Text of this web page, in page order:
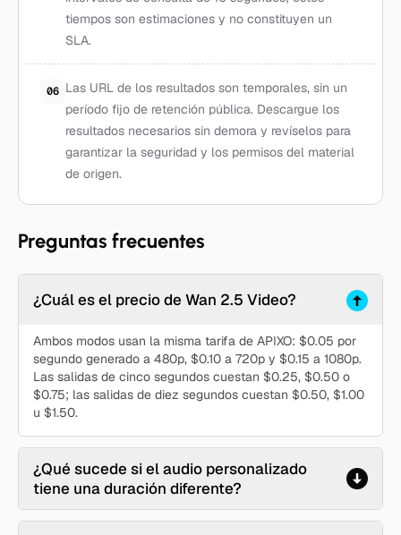
tiempos son estimaciones y no constituyen un
SLA.
06 Las URL de los resultados son temporales, sin un
período fijo de retención pública. Descargue los
resultados necesarios sin demora y revíselos para
garantizar la seguridad y los permisos del material
de origen.
Preguntas frecuentes
¿Cuál es el precio de Wan 2.5 Video?
Ambos modos usan la misma tarifa de APIXO: $0.05 por
segundo generado a 480p, $0.10 a 720p y $0.15 a 1080p.
Las salidas de cinco segundos cuestan $0.25, $0.50 o
$0.75; las salidas de diez segundos cuestan $0.50, $1.00
u $1.50.
¿Qué sucede si el audio personalizado
tiene una duración diferente?